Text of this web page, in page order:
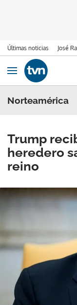
Últimas noticias José
Ir al contenido
Obrir navegació
Norteamérica
Trump
heredero
reino